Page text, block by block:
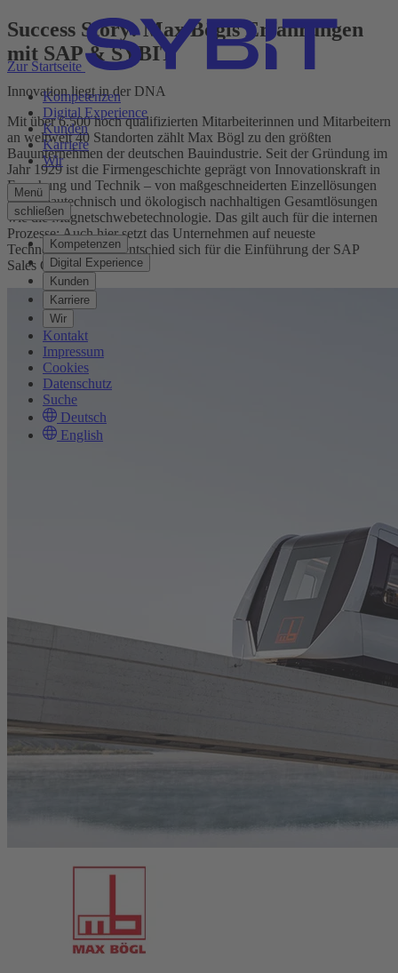
Zur Startseite
Kompetenzen
Digital Experience
Kunden
Karriere
Wir
Menü
schließen
Kompetenzen
Digital Experience
Kunden
Karriere
Wir
Kontakt
Impressum
Cookies
Datenschutz
Suche
Deutsch
English
Success Story: Max Bögls Erfahrungen
mit SAP & SYBIT
Innovation liegt in der DNA
Mit über 6.500 hoch qualifizierten Mitarbeiterinnen und Mitarbeitern
an weltweit 40 Standorten zählt Max Bögl zu den größten
Bauunternehmen der deutschen Bauindustrie. Seit der Gründung im
Jahr 1929 ist die Firmengeschichte geprägt von Innovationskraft in
Forschung und Technik – von maßgeschneiderten Einzellösungen
bis zu bautechnisch und ökologisch nachhaltigen Gesamtlösungen
wie die Magnetschwebetechnologie. Das gilt auch für die internen
Prozesse: Auch hier setzt das Unternehmen auf neueste
Technologien – und entschied sich für die Einführung der SAP
Sales Cloud V2.